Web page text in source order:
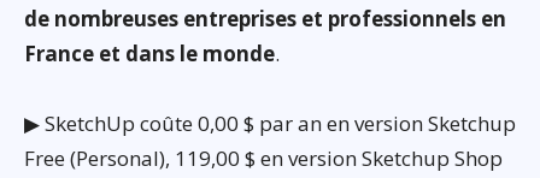
de nombreuses entreprises et professionnels en
France et dans le monde.
▶ SketchUp coûte 0,00 $ par an en version Sketchup
Free (Personal), 119,00 $ en version Sketchup Shop